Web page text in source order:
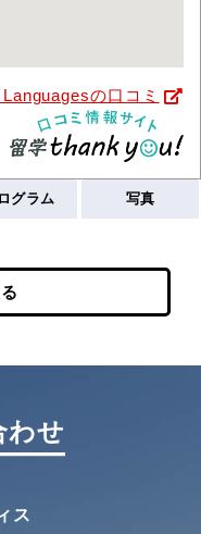
の口コミ
グラム 写真
わせ
ス